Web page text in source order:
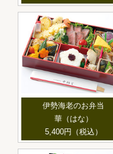
伊勢海老のお弁当
華（はな）
5,400円（税込）